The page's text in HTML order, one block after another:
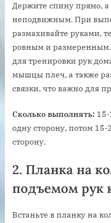
Держите спину прямо, а
неподвижным. При
размахивайте руками,
ровным и
для тренировки рук
мышцы плеч, а также
связки, что важно для
Сколько выполнять:
одну сторону, потом
сторону.
2. Планка на
подъемом рук
Встаньте в планку на